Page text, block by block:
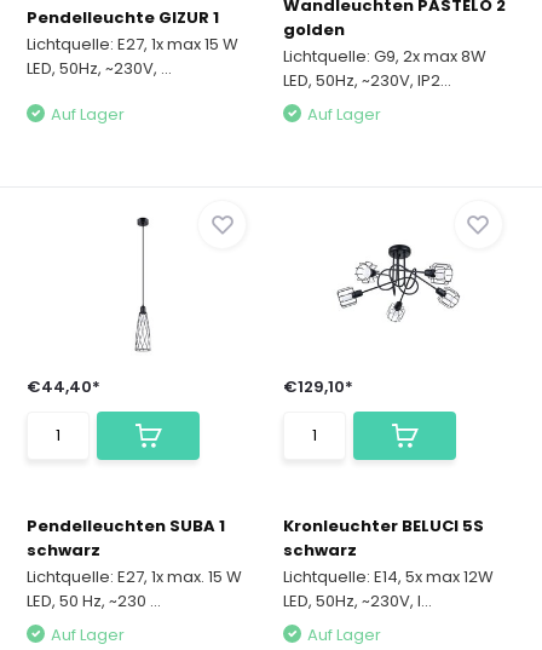
Pendelleuchte GIZUR 1
Lichtquelle: E27, 1x max 15 W
LED, 50Hz, ~230V, ...
Auf Lager
Wandleuchten PASTELO 2
golden
Lichtquelle: G9, 2x max 8W
LED, 50Hz, ~230V, IP2...
Auf Lager
€44,40*
Pendelleuchten SUBA 1
schwarz
Lichtquelle: E27, 1x max. 15 W
LED, 50 Hz, ~230 ...
Auf Lager
€129,10*
Kronleuchter BELUCI 5S
schwarz
Lichtquelle: E14, 5x max 12W
LED, 50Hz, ~230V, I...
Auf Lager